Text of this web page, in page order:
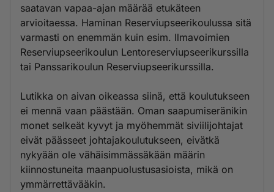
saatavan vapaa-ajan määrää etukäteen
arvioitaessa. Haminan Reserviupseerikoulussa sitä
varmasti on enemmän kuin esim. Ilmavoimien
Reserviupseerikoulun Lentoreserviupseerikurssilla
tai Panssarikoulun Reserviupseerikurssilla.
Lutikka on aivan oikeassa siinä, että koulutukseen
ei mennä vaan päästään. Oman saapumiseränikin
monet selkeät kyvyt ja myöhemmät siviilijohtajat
eivät päässeet johtajakoulutukseen, eivätkä
nykyään ole vähäisimmässäkään määrin
kiinnostuneita maanpuolustusasioista, mikä on
ymmärrettävääkin.